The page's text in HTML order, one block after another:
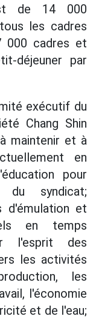
de 14 000
les cadres
000 cadres et
déjeuner par
exécutif du
Chang Shin
maintenir et à
en
pour
du syndicat;
d'émulation et
en temps
l'esprit des
les activités
les
l'économie
et de l'eau;